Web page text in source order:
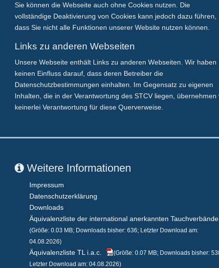
Sie können die Webseite auch ohne Cookies nutzen. Die
vollständige Deaktivierung von Cookies kann jedoch dazu führen,
dass Sie nicht alle Funktionen unserer Website nutzen können.
Links zu anderen Webseiten
Unsere Webseite enthält Links zu anderen Webseiten. Wir haben
keinen Einfluss darauf, dass deren Betreiber die
Datenschutzbestimmungen einhalten. Im Gegensatz zu eigenen
Inhalten, die in der Verantwortung des STCV liegen, übernehmen
keinerlei Verantwortung für diese Querverweise.
Weitere Informationen
Impressum
Datenschutzerklärung
Downloads
Äquivalenzliste der international anerkannten Tauchverbände
(Größe: 0.03 MB; Downloads bisher: 636; Letzter Download am:
04.08.2026)
Äquivalenzliste TL i.a.c.
(Größe: 0.07 MB; Downloads bisher:
Letzter Download am: 04.08.2026)